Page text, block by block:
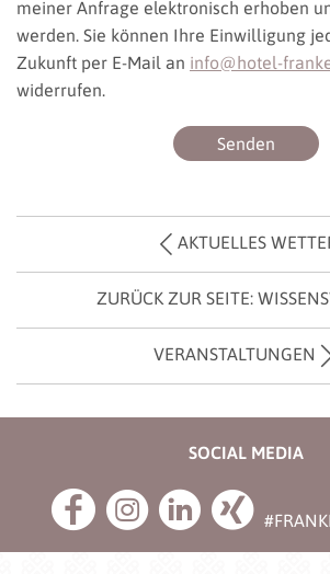
meiner Anfrage elektronisch erhoben
werden. Sie können Ihre Einwilligung
Zukunft per E-Mail an info@hotel-
widerrufen.
AKTUELLES
ZURÜCK ZUR SEITE:
VERANSTALTUNGEN
SOCIAL MEDIA